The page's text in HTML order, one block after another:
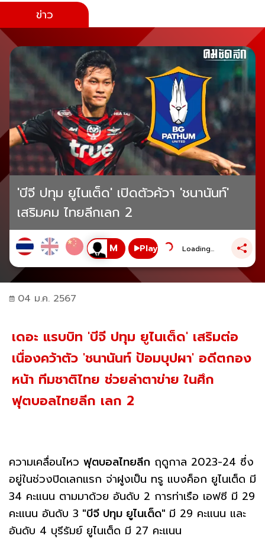
ข่าว
'บีจี ปทุม ยูไนเต็ด' เปิดตัวค้วา 'ชนานันท์'
เสริมคม ไทยลีกเลก 2
Play Loading...
04 ม.ค. 2567
เดอะ แรบบิท 'บีจี ปทุม ยูไนเต็ด' เสริมต่อ
เนื่องคว้าตัว 'ชนานันท์ ป้อมบุปผา' อดีตกอง
หน้า ทีมชาติไทย ช่วยล่าตาข่าย ในศึก
ฟุตบอลไทยลีก เลก 2
ความเคลื่อนไหว ฟุตบอลไทยลีก ฤดูกาล 2023-24 ซึ่ง
อยู่ในช่วงปิดเลกแรก จ่าฝูงเป็น ทรู แบงค็อก ยูไนเต็ด มี
34 คะแนน ตามมาด้วย อันดับ 2 การท่าเรือ เอฟซี มี 29
คะแนน อันดับ 3 "บีจี ปทุม ยูไนเต็ด" มี 29 คะแนน และ
อันดับ 4 บุรีรัมย์ ยูไนเต็ด มี 27 คะแนน